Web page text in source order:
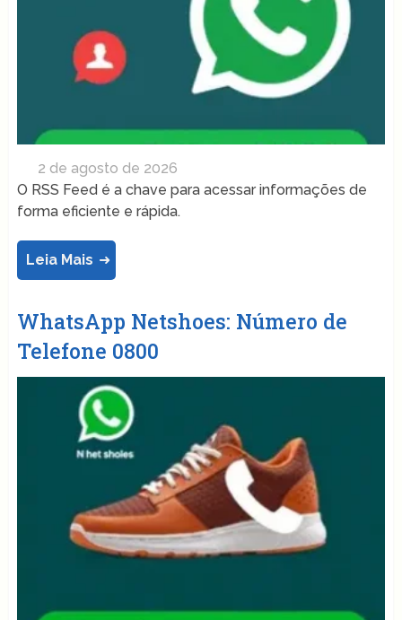
2 de agosto de 2026
O RSS Feed é a chave para acessar informações de
forma eficiente e rápida.
Leia Mais
WhatsApp Netshoes: Número de
Telefone 0800